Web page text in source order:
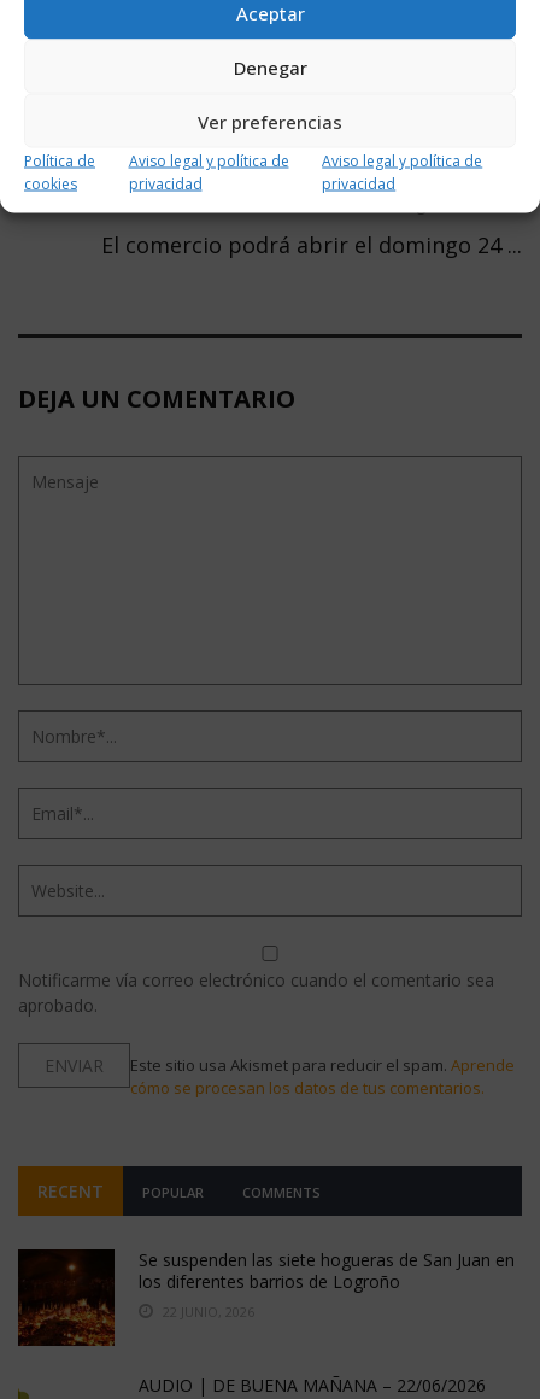
Aceptar
Denegar
Ver preferencias
Política de
cookies
Aviso legal y política de
privacidad
Aviso legal y política de
privacidad
El comercio podrá abrir el domingo 24 ...
DEJA UN COMENTARIO
Notificarme vía correo electrónico cuando el comentario sea
aprobado.
Este sitio usa Akismet para reducir el spam. Aprende
cómo se procesan los datos de tus comentarios.
RECENT POPULAR COMMENTS
Se suspenden las siete hogueras de San Juan en
los diferentes barrios de Logroño
22 JUNIO, 2026
AUDIO | DE BUENA MAÑANA – 22/06/2026